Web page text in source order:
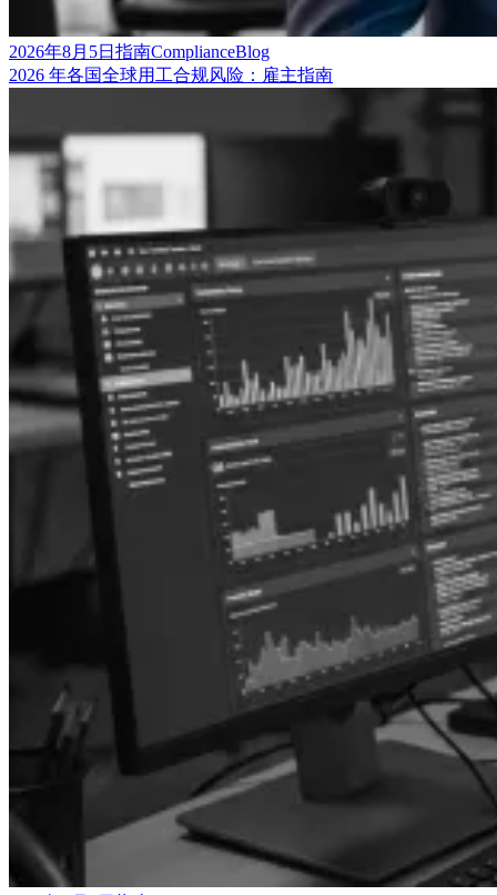
2026年8月5日 指南ComplianceBlog
2026 年各国全球用工合规风险：雇主指南